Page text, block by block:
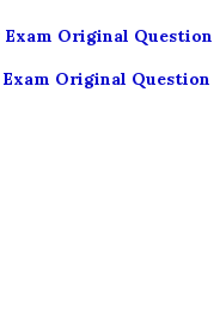
Original Question
Original Question